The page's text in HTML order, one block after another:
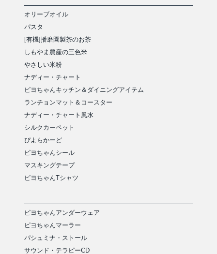
オリーブオイル
パスタ
[有機]播磨園製茶のお茶
しもやま農産の三色米
やさしい米粉
ナディー・チャート
ピヨちゃんキッチン＆ダイニングアイテム
ランチョンマット＆コースター
ナディー・チャート風水
シルクカーペット
ぴよらかーど
ピヨちゃんシール
マスキングテープ
ピヨちゃんTシャツ
ピヨちゃんアンダーウェア
ピヨちゃんマーラー
パシュミナ・ストール
サウンド・テラピーCD